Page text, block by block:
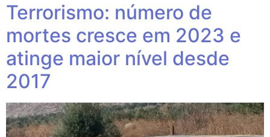
Terrorismo: número de
mortes cresce em 2023 e
atinge maior nível desde
2017